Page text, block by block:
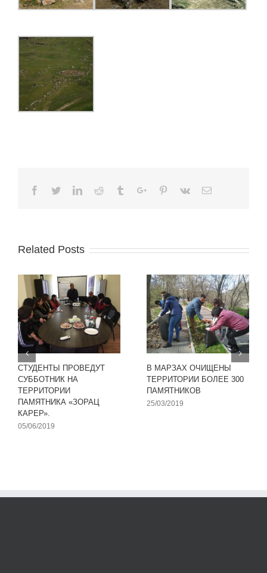
Facebook
TwitterLinkedinReddit TumblrGoogle+Pinterest
Vk Email
Related Posts
СТУДЕНТЫ ПРОВЕДУТ
СУББОТНИК НА
ТЕРРИТОРИИ
ПАМЯТНИКА «ЗОРАЦ
КАРЕР».
05/06/2019
В МАРЗАХ ОЧИЩЕНЫ
ТЕРРИТОРИИ БОЛЕЕ 300
ПАМЯТНИКОВ
25/03/2019